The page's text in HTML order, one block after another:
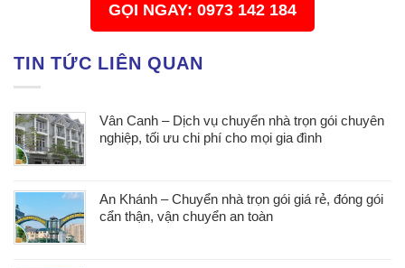
GỌI NGAY: 0973 142 184
TIN TỨC LIÊN QUAN
Vân Canh – Dịch vụ chuyển nhà trọn gói chuyên
nghiệp, tối ưu chi phí cho mọi gia đình
An Khánh – Chuyển nhà trọn gói giá rẻ, đóng gói
cẩn thận, vận chuyển an toàn